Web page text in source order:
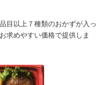
目以上７種類のおかずが入っ
求めやすい価格で提供しま